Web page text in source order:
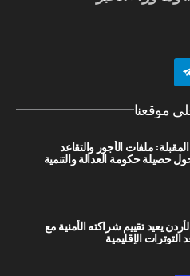
الأجور والتقاعد
العدالة والتنمية
شراكته الأمنية مع